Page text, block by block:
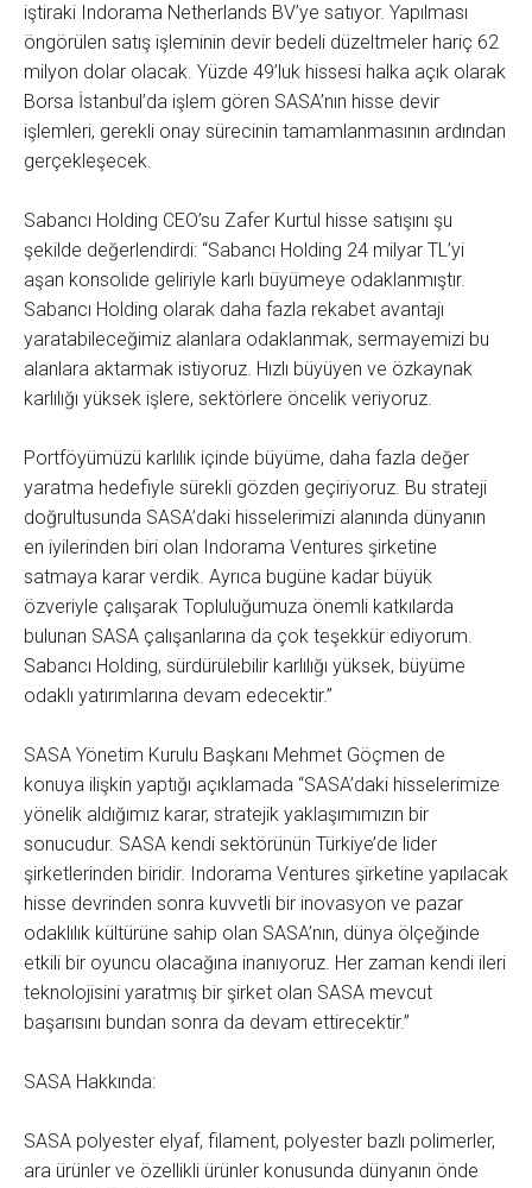
iştiraki Indorama Netherlands BV’ye satıyor. Yapılması
öngörülen satış işleminin devir bedeli düzeltmeler hariç 62
milyon dolar olacak. Yüzde 49’luk hissesi halka açık olarak
Borsa İstanbul’da işlem gören SASA’nın hisse devir
işlemleri, gerekli onay sürecinin tamamlanmasının ardından
gerçekleşecek.
Sabancı Holding CEO’su Zafer Kurtul hisse satışını şu
şekilde değerlendirdi: “Sabancı Holding 24 milyar TL’yi
aşan konsolide geliriyle karlı büyümeye odaklanmıştır.
Sabancı Holding olarak daha fazla rekabet avantajı
yaratabileceğimiz alanlara odaklanmak, sermayemizi bu
alanlara aktarmak istiyoruz. Hızlı büyüyen ve özkaynak
karlılığı yüksek işlere, sektörlere öncelik veriyoruz.
Portföyümüzü karlılık içinde büyüme, daha fazla değer
yaratma hedefiyle sürekli gözden geçiriyoruz. Bu strateji
doğrultusunda SASA’daki hisselerimizi alanında dünyanın
en iyilerinden biri olan Indorama Ventures şirketine
satmaya karar verdik. Ayrıca bugüne kadar büyük
özveriyle çalışarak Topluluğumuza önemli katkılarda
bulunan SASA çalışanlarına da çok teşekkür ediyorum.
Sabancı Holding, sürdürülebilir karlılığı yüksek, büyüme
odaklı yatırımlarına devam edecektir.”
SASA Yönetim Kurulu Başkanı Mehmet Göçmen de
konuya ilişkin yaptığı açıklamada “SASA’daki hisselerimize
yönelik aldığımız karar, stratejik yaklaşımımızın bir
sonucudur. SASA kendi sektörünün Türkiye’de lider
şirketlerinden biridir. Indorama Ventures şirketine yapılacak
hisse devrinden sonra kuvvetli bir inovasyon ve pazar
odaklılık kültürüne sahip olan SASA’nın, dünya ölçeğinde
etkili bir oyuncu olacağına inanıyoruz. Her zaman kendi ileri
teknolojisini yaratmış bir şirket olan SASA mevcut
başarısını bundan sonra da devam ettirecektir.”
SASA Hakkında:
SASA polyester elyaf, filament, polyester bazlı polimerler,
ara ürünler ve özellikli ürünler konusunda dünyanın önde